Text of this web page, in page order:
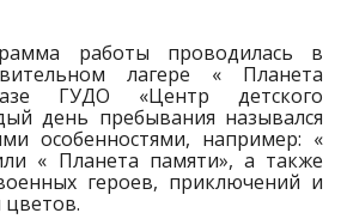
работы проводилась в
лагере « Планета
ГУДО «Центр детского
день пребывания назывался
особенностями, например: «
« Планета памяти», а также
героев, приключений и